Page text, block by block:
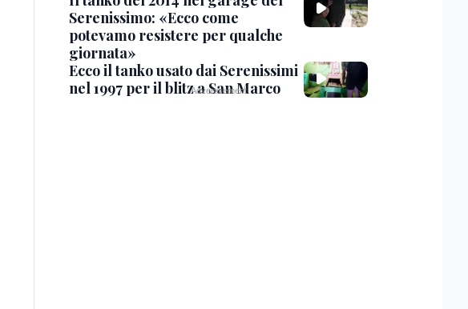
Serenissimo: «Ecco come
potevamo resistere per qualche
giornata»
Ecco il tanko usato dai Serenissimi
nel 1997 per il blitz a San Marco